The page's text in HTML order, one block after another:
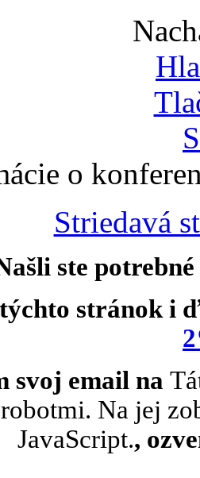
o
Striedavá
ste
stránok i
svoj email na
Na jej
JavaScript.,